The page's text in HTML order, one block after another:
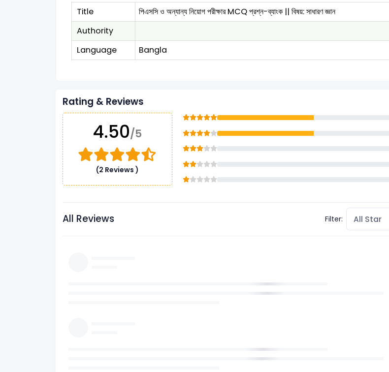
Title
পিএসসি ও অন্যান্য নিয়োগ পরীক্ষার MCQ প্রশ্ন-ব্যাংক || বিষয়: সাধারণ জ্ঞান
Authority
Language
Bangla
Rating & Reviews
4.50/5
(2 Reviews )
All Reviews Filter: